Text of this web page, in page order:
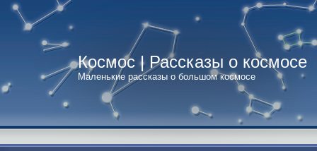
Космос | Рассказы о космосе
Маленькие рассказы о большом космосе